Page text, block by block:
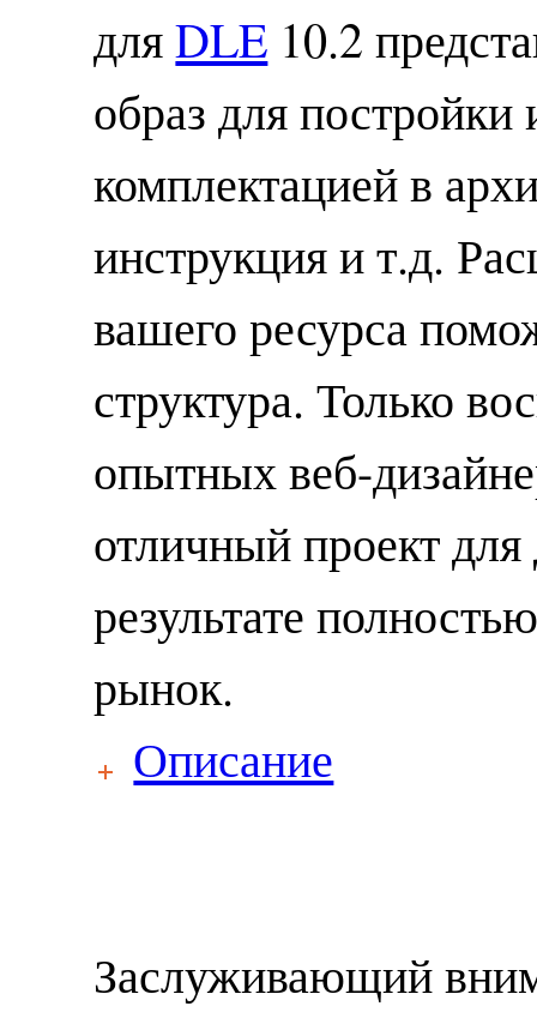
дляDLE 10.2
образ для постройки
комплектацией в
инструкция и т.д.
вашего ресурса
структура. Только
опытных веб-
отличный проект
результате
рынок.
Описание
Заслуживающий